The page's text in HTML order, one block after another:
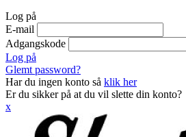
Log på
E-mail
Adgangskode
Log på
Glemt password?
Har du ingen konto så klik her
Er du sikker på at du vil slette din konto?
x